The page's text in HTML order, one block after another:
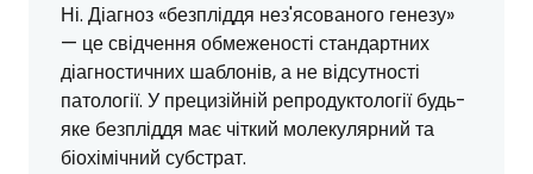
Ні. Діагноз «безпліддя нез'ясованого генезу»
— це свідчення обмеженості стандартних
діагностичних шаблонів, а не відсутності
патології. У прецизійній репродуктології будь-
яке безпліддя має чіткий молекулярний та
біохімічний субстрат.